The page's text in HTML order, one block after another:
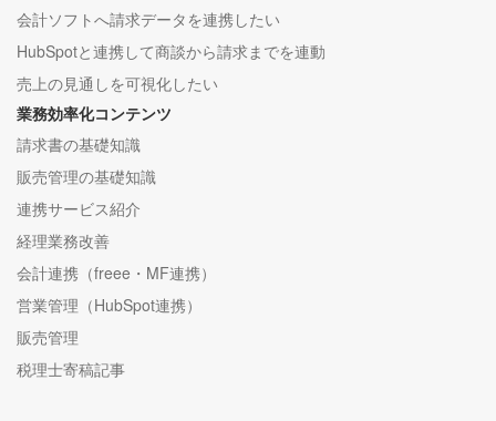
会計ソフトへ請求データを連携したい
HubSpotと連携して商談から請求までを連動
売上の見通しを可視化したい
業務効率化コンテンツ
請求書の基礎知識
販売管理の基礎知識
連携サービス紹介
経理業務改善
会計連携（freee・MF連携）
営業管理（HubSpot連携）
販売管理
税理士寄稿記事